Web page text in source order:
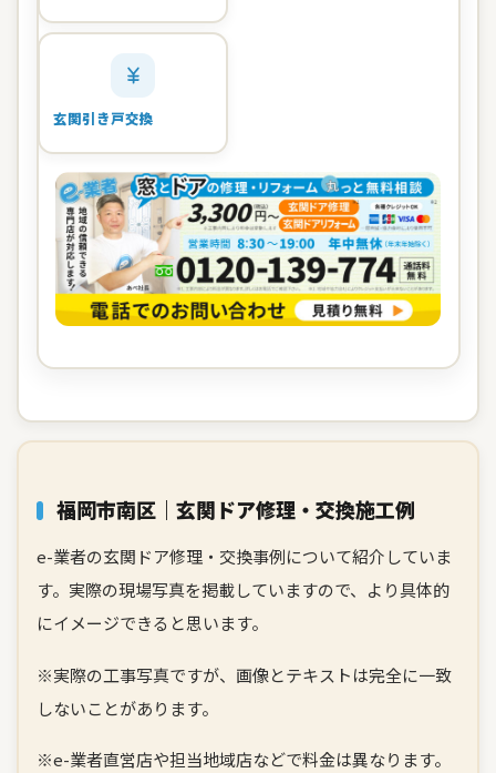
玄関引き戸交換
福岡市南区｜玄関ドア修理・交換施工例
e-業者の玄関ドア修理・交換事例について紹介していま
す。実際の現場写真を掲載していますので、より具体的
にイメージできると思います。
※実際の工事写真ですが、画像とテキストは完全に一致
しないことがあります。
※e-業者直営店や担当地域店などで料金は異なります。